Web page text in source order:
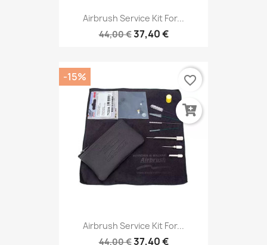
Airbrush Service Kit For...
44,00 €37,40 €
Airbrush Service Kit For...
44,00 €37,40 €
-15% favorite_border